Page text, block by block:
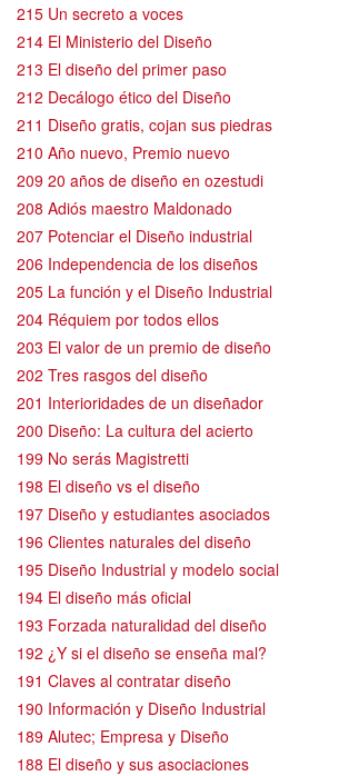
215 Un secreto a voces
214 El Ministerio del Diseño
213 El diseño del primer paso
212 Decálogo ético del Diseño
211 Diseño gratis, cojan sus piedras
210 Año nuevo, Premio nuevo
209 20 años de diseño en ozestudi
208 Adiós maestro Maldonado
207 Potenciar el Diseño industrial
206 Independencia de los diseños
205 La función y el Diseño Industrial
204 Réquiem por todos ellos
203 El valor de un premio de diseño
202 Tres rasgos del diseño
201 Interioridades de un diseñador
200 Diseño: La cultura del acierto
199 No serás Magistretti
198 El diseño vs el diseño
197 Diseño y estudiantes asociados
196 Clientes naturales del diseño
195 Diseño Industrial y modelo social
194 El diseño más oficial
193 Forzada naturalidad del diseño
192 ¿Y si el diseño se enseña mal?
191 Claves al contratar diseño
190 Información y Diseño Industrial
189 Alutec; Empresa y Diseño
188 El diseño y sus asociaciones